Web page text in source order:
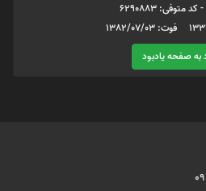
به صفحه یادبود